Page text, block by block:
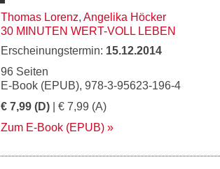
Thomas Lorenz, Angelika Höcker
30 MINUTEN WERT-VOLL LEBEN
Erscheinungstermin: 15.12.2014
96 Seiten
E-Book (EPUB), 978-3-95623-196-4
€ 7,99 (D) | € 7,99 (A)
Zum E-Book (EPUB)